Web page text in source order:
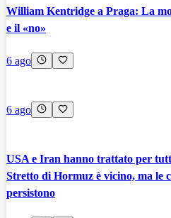
William Kentridge a Praga: La
e il «no»
6 ago
6 ago
USA e Iran hanno trattato per
Stretto di Hormuz è vicino, ma le
persistono